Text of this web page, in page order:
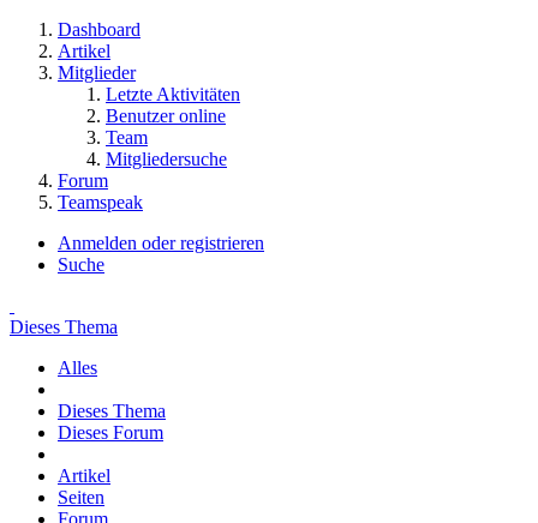
Dashboard
Artikel
Mitglieder
Letzte Aktivitäten
Benutzer online
Team
Mitgliedersuche
Forum
Teamspeak
Anmelden oder registrieren
Suche
Dieses Thema
Alles
Dieses Thema
Dieses Forum
Artikel
Seiten
Forum